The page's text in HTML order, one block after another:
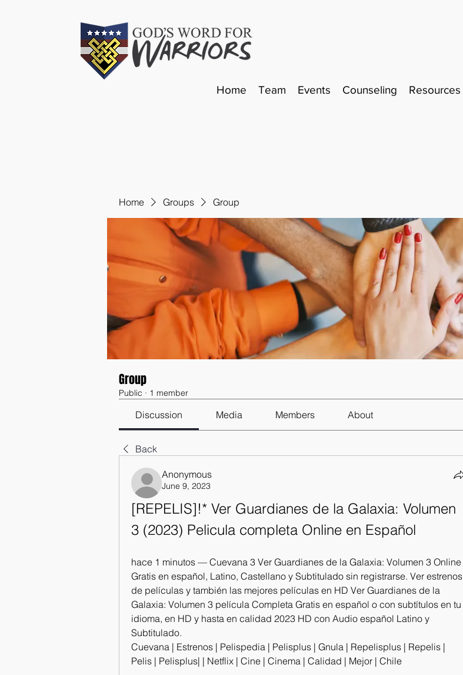
Home Team Events Counseling Resources
Home Groups Group
Group
Public · 1 member
Discussion Media Members About
Back
Anonymous
June 9, 2023
[REPELIS]!* Ver Guardianes de la Galaxia: Volumen
3 (2023) Pelicula completa Online en Español
hace 1 minutos — Cuevana 3 Ver Guardianes de la Galaxia: Volumen 3 Online
Gratis en español, Latino, Castellano y Subtitulado sin registrarse. Ver estrenos
de películas y también las mejores películas en HD Ver Guardianes de la
Galaxia: Volumen 3 película Completa Gratis en español o con subtítulos en tu
idioma, en HD y hasta en calidad 2023 HD con Audio español Latino y
Subtitulado.
Cuevana | Estrenos | Pelispedia | Pelisplus | Gnula | Repelisplus | Repelis |
Pelis | Pelisplus| | Netflix | Cine | Cinema | Calidad | Mejor | Chile